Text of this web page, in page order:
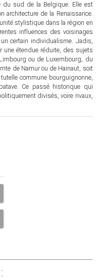
du sud de la Belgique. Elle est
architecture de la Renaissance.
stylistique dans la région en
influences des voisinages
certain individualisme. Jadis,
une étendue réduite, des sujets
ou de Luxembourg, du
de Namur ou de Hainaut, soit
commune bourguignonne,
Ce passé historique qui
divisés, voire rivaux,